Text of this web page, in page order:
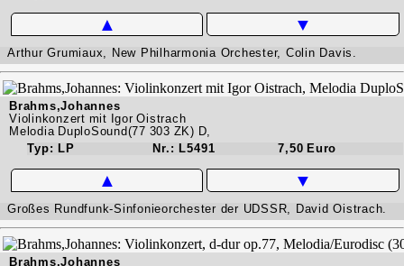
▲ ▼
Arthur Grumiaux, New Philharmonia Orchester, Colin Davis.
Brahms,Johannes
Violinkonzert mit Igor Oistrach
Melodia DuploSound(77 303 ZK) D,
Typ: LP
Nr.: L5491 7,50 Euro
▲ ▼
Großes Rundfunk-Sinfonieorchester der UDSSR, David Oistrach.
Brahms,Johannes